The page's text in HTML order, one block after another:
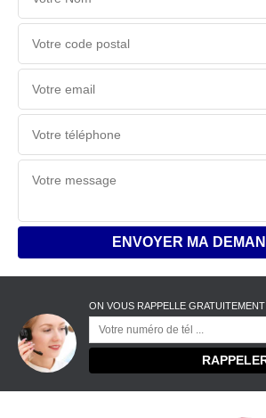
ON VOUS RAPPELLE GRATUITEMENT